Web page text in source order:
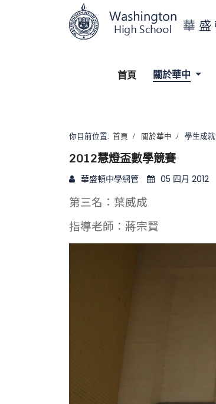
首頁 關於華中
你目前位置: 首頁 關於華中 學生成就
2012慧燈盃數學競賽
華盛頓中學網管 05 四月 2012
第三名：葉威成
指導老師：蔣宗賢